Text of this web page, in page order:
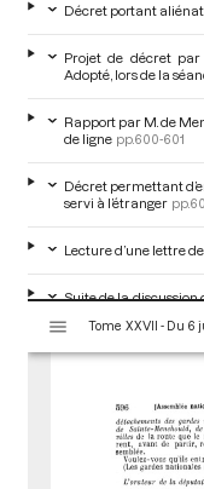
Décret portant
Projet de décret
Adopté, lors de la
Rapport par M. de
de ligne pp.600-601
Décret permettant
servi à l’étranger
Lecture d’une lettre
Suite de la discussion
s
Tome XXVII - Du 6